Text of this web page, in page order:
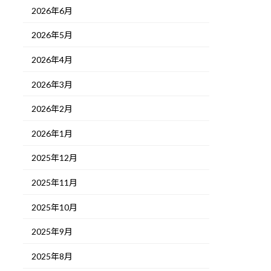
2026年6月
2026年5月
2026年4月
2026年3月
2026年2月
2026年1月
2025年12月
2025年11月
2025年10月
2025年9月
2025年8月